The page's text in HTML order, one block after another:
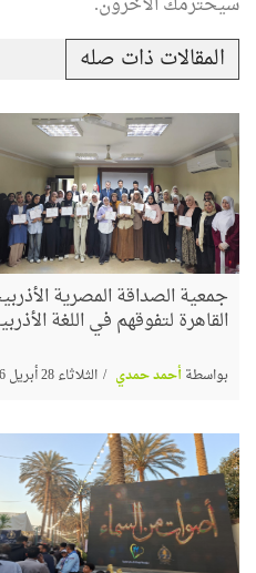
المقالات ذات صله
القاهرة لتفوقهم في اللغة
بواسطةأحمد حمدي الثلاثاء 28 أبريل 2026